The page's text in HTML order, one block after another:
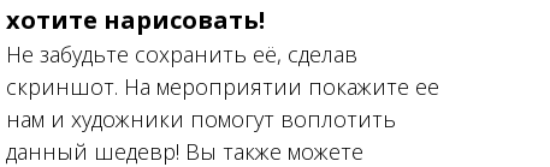
хотите нарисовать!
Не забудьте сохранить её, сделав
скриншот. На мероприятии покажите ее
нам и художники помогут воплотить
данный шедевр! Вы также можете